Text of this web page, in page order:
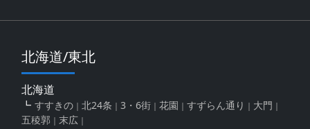
北海道/東北
北海道
すすきの 北24条 3・6街 花園 すずらん通り
大門
五稜郭
末広